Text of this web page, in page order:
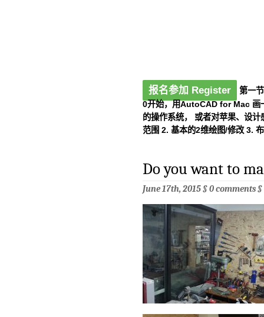
报名参加 Register
第一
0开始，用AutoCAD for Mac 画
的操作系统， 或者对苹果、设
范围 2. 基本的2维绘图/修改 3.
Do you want to
June 17th, 2015 §0 comments§